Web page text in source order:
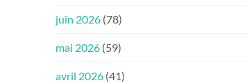
juin 2026 (78)
mai 2026 (59)
avril 2026 (41)